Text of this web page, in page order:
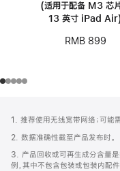
(适用于配备 M3 芯
13 英寸 iPad
RMB 899
页
页
脚
注
1. 推荐使用无线宽带网络；可能
2. 数据准确性截至产品发布时。
3. 产品回收或可再生成分含量
例，其中不包含包装或包装内配件